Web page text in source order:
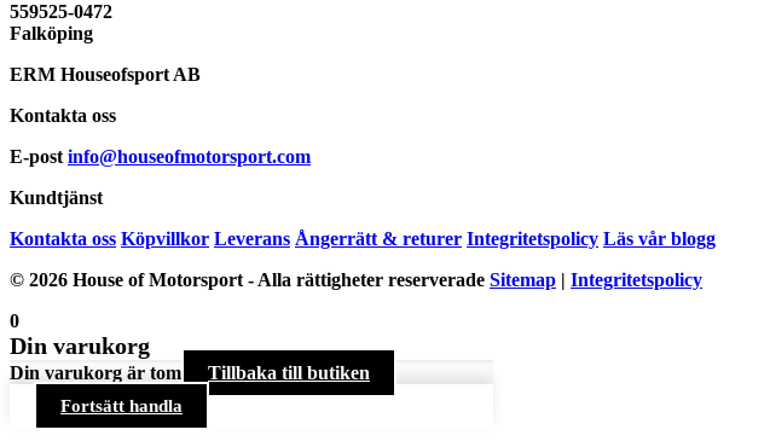
559525-0472
Falköping
ERM Houseofsport AB
Kontakta oss
E-post info@houseofmotorsport.com
Kundtjänst
Kontakta oss Köpvillkor Leverans Ångerrätt & returer Integritetspolicy Läs vår blogg
© 2026 House of Motorsport - Alla rättigheter reserverade Sitemap | Integritetspolicy
0
Din varukorg
Din varukorg är tom Tillbaka till butiken
Fortsätt handla